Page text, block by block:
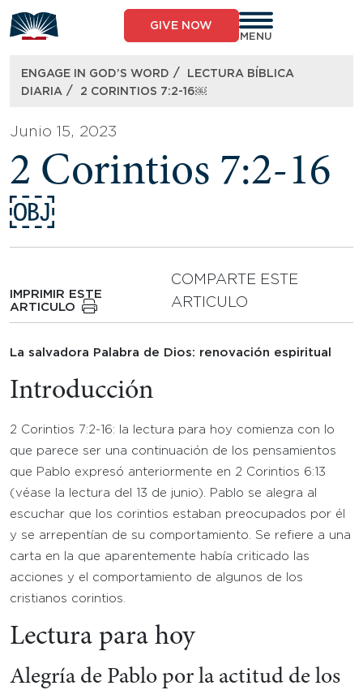
to
content
GIVE NOW
MENU
ENGAGE IN GOD’S WORD /
LECTURA BÍBLICA
DIARIA / 2 CORINTIOS 7:2-16￼
Junio 15, 2023
2 Corintios 7:2-16
￼
IMPRIMIR ESTE
ARTICULO
COMPARTE ESTE
ARTICULO
La salvadora Palabra de Dios: renovación espiritual
Introducción
2 Corintios 7:2-16: la lectura para hoy comienza con lo
que parece ser una continuación de los pensamientos
que Pablo expresó anteriormente en 2 Corintios 6:13
(véase la lectura del 13 de junio). Pablo se alegra al
escuchar que los corintios estaban preocupados por él
y se arrepentían de su comportamiento. Se refiere a una
carta en la que aparentemente había criticado las
acciones y el comportamiento de algunos de los
cristianos corintios.
Lectura para hoy
Alegría de Pablo por la actitud de los